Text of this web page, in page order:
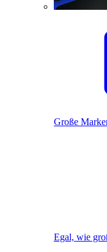
Große
Egal, wie